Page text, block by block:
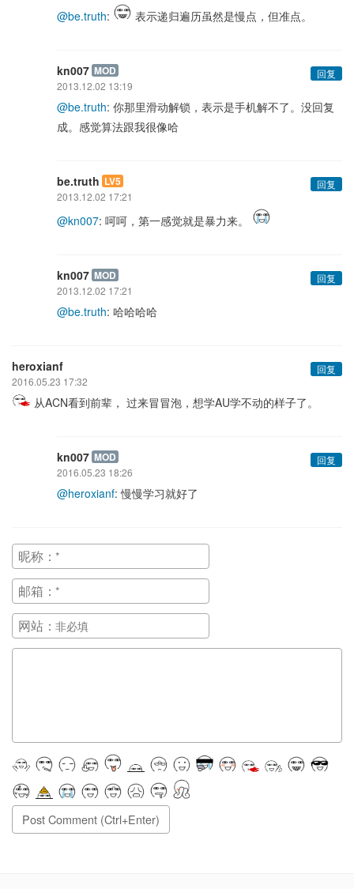
@be.truth: 表示递归遍历虽然是慢点，但准点。
kn007 MOD
回复
2013.12.02 13:19
@be.truth: 你那里滑动解锁，表示是手机解不了。没回复
成。感觉算法跟我很像哈
be.truth LV5
回复
2013.12.02 17:21
@kn007: 呵呵，第一感觉就是暴力来。
kn007 MOD
回复
2013.12.02 17:21
@be.truth: 哈哈哈哈
heroxianf
回复
2016.05.23 17:32
从ACN看到前辈， 过来冒冒泡，想学AU学不动的样子了。
kn007 MOD
回复
2016.05.23 18:26
@heroxianf: 慢慢学习就好了
昵称：
邮箱：
网站：